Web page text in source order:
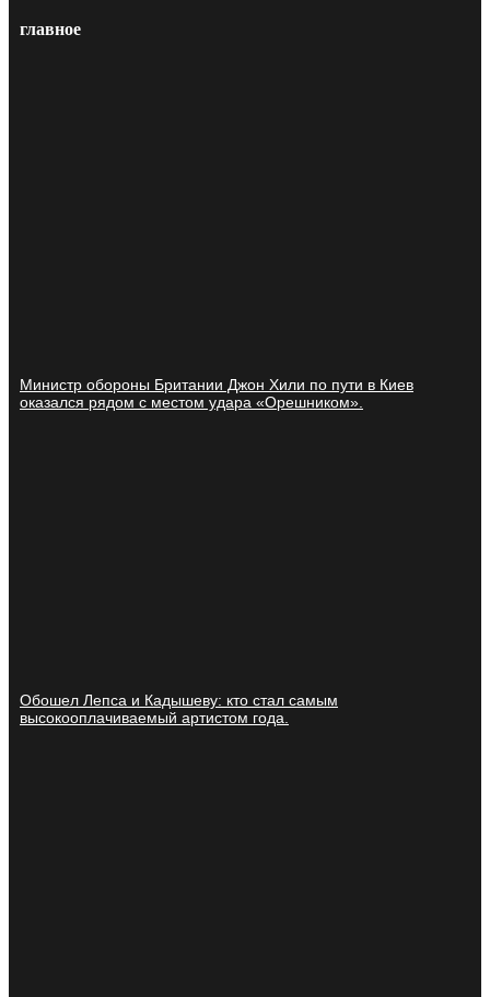
главное
Министр обороны Британии Джон Хили по пути в Киев
оказался рядом с местом удара «Орешником».
Обошел Лепса и Кадышеву: кто стал самым
высокооплачиваемый артистом года.